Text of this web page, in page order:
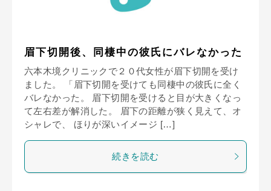
眉下切開後、同棲中の彼氏にバレなかった
六本木境クリニックで２０代女性が眉下切開を受け
ました。 「眉下切開を受けても同棲中の彼氏に全く
バレなかった。 眉下切開を受けると目が大きくなっ
て左右差が解消した。 眉下の距離が狭く見えて、オ
シャレで、 ほりが深いイメージ […]
続きを読む